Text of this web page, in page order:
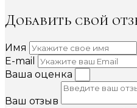
Добавить свой
Имя
E-mail
Ваша оценка
Ваш отзыв